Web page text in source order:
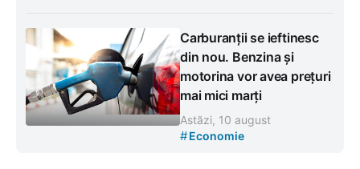
Carburanții se ieftinesc
din nou. Benzina și
motorina vor avea prețuri
mai mici marți
Astăzi, 10 august
#Economie